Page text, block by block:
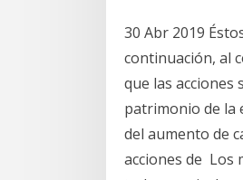
30 Abr 2019
continuación, al
que las acciones
patrimonio de la
del aumento de
acciones de Los